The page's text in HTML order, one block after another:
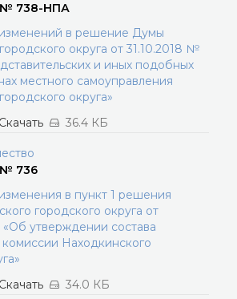
№ 738-НПА
в решение Думы
округа от 31.10.2018 №
и иных подобных
местного самоуправления
округа»
Скачать 36.4 КБ
№ 736
в пункт 1 решения
городского округа от
утверждении состава
Находкинского
Скачать 34.0 КБ